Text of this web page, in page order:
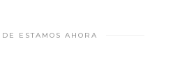
ESTAMOS AHORA